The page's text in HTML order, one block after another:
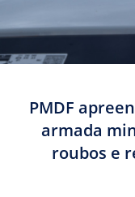
PMDF
armada
roubos e